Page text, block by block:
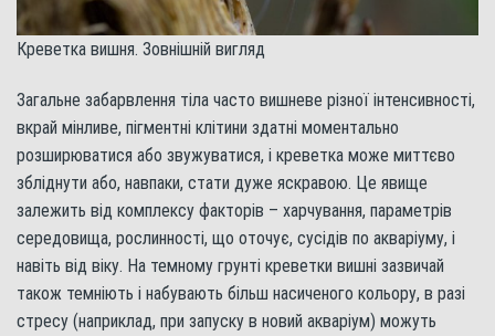
Креветка вишня. Зовнішній вигляд
Загальне забарвлення тіла часто вишневе різної інтенсивності,
вкрай мінливе, пігментні клітини здатні моментально
розширюватися або звужуватися, і креветка може миттєво
збліднути або, навпаки, стати дуже яскравою. Це явище
залежить від комплексу факторів – харчування, параметрів
середовища, рослинності, що оточує, сусідів по акваріуму, і
навіть від віку. На темному грунті креветки вишні зазвичай
також темніють і набувають більш насиченого кольору, в разі
стресу (наприклад, при запуску в новий акваріум) можуть